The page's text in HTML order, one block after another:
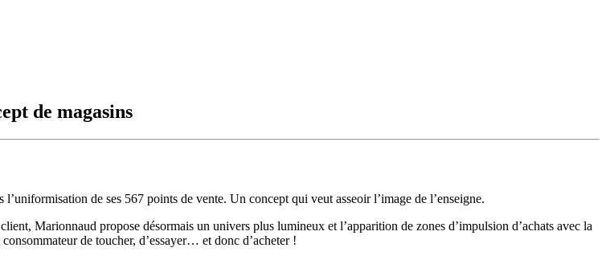
de magasins
de ses 567 points de vente. Un concept qui veut asseoir l’image de l’enseigne.
Marionnaud propose désormais un univers plus lumineux et l’apparition de zones d’impulsion d’achats avec la
de toucher, d’essayer… et donc d’acheter !